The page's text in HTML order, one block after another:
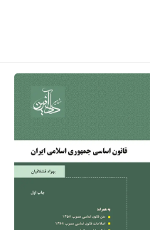
خانه